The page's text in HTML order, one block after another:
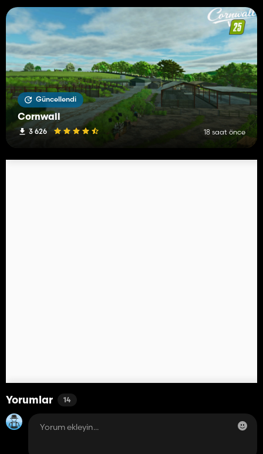
Güncellendi
Cornwall
3 626 18 saat önce
Yorumlar 14